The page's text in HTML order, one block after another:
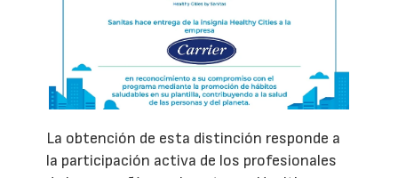
La obtención de esta distinción responde a
la participación activa de los profesionales